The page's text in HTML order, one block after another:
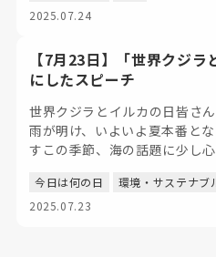
2025.07.24
【7月23日】「世界クジ
にしたスピーチ
世界クジラとイルカの日皆さ
雨が明け、いよいよ夏本番と
すこの季節、海の話題に少し
今日は何の日 環境・サステナブ
2025.07.23